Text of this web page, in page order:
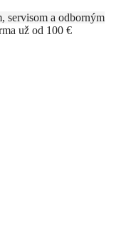
servisom a odborným
už od 100 €